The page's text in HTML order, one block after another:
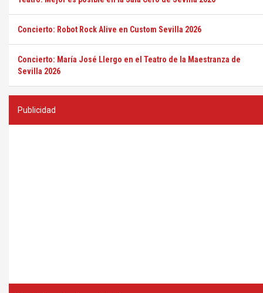
Concierto: Robot Rock Alive en Custom Sevilla 2026
Concierto: María José Llergo en el Teatro de la Maestranza de
Sevilla 2026
Publicidad